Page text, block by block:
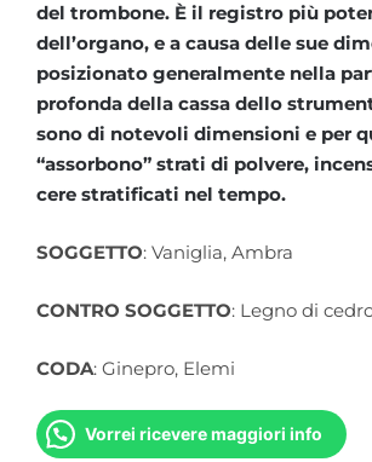
del trombone. È il registro più
dell’organo, e a causa delle sue
posizionato generalmente nella
profonda della cassa dello
sono di notevoli dimensioni e per
“assorbono” strati di polvere,
cere stratificati nel tempo.
SOGGETTO: Vaniglia, Ambra
CONTRO SOGGETTO: Legno di
CODA: Ginepro, Elemi
Vorrei ricevere maggiori info